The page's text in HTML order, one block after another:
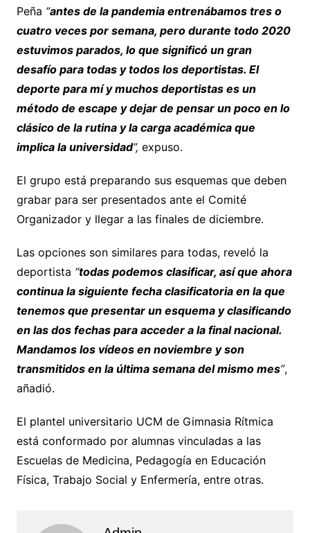
Peña “antes de la pandemia entrenábamos tres o
cuatro veces por semana, pero durante todo 2020
estuvimos parados, lo que significó un gran
desafío para todas y todos los deportistas. El
deporte para mí y muchos deportistas es un
método de escape y dejar de pensar un poco en lo
clásico de la rutina y la carga académica que
implica la universidad”, expuso.
El grupo está preparando sus esquemas que deben
grabar para ser presentados ante el Comité
Organizador y llegar a las finales de diciembre.
Las opciones son similares para todas, reveló la
deportista “todas podemos clasificar, así que ahora
continua la siguiente fecha clasificatoria en la que
tenemos que presentar un esquema y clasificando
en las dos fechas para acceder a la final nacional.
Mandamos los vídeos en noviembre y son
transmitidos en la última semana del mismo mes”,
añadió.
El plantel universitario UCM de Gimnasia Rítmica
está conformado por alumnas vinculadas a las
Escuelas de Medicina, Pedagogía en Educación
Física, Trabajo Social y Enfermería, entre otras.